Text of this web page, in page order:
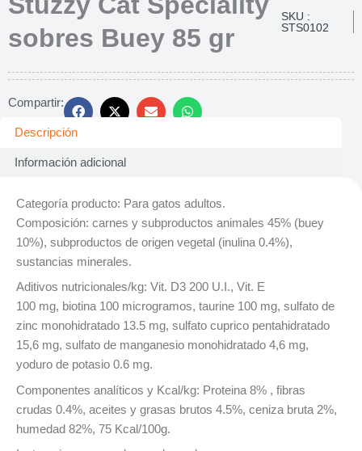
sobres Buey 85 gr
SKU :
STS0102
Compartir:
Descripción
Información adicional
Categoría producto: Para gatos adultos.
Composición: carnes y subproductos animales 45% (buey
10%), subproductos de origen vegetal (inulina 0.4%),
sustancias minerales.
Aditivos nutricionales/kg: Vit. D3 200 U.I., Vit. E
100 mg, biotina 100 microgramos, taurine 100 mg, sulfato de
zinc monohidratado 13.5 mg, sulfato cuprico pentahidratado
15,6 mg, sulfato de manganesio monohidratado 4,6 mg,
yoduro de potasio 0.6 mg.
Componentes analíticos y Kcal/kg: Proteina 8% , fibras
crudas 0.4%, aceites y grasas brutos 4.5%, ceniza bruta 2%,
humedad 82%, 75 Kcal/100g.